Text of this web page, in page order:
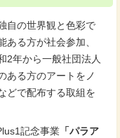
自の世界観と色彩で
ある方が社会参加、
2年から一般社団法人
ある方のアートをノ
どで配布する取組を
記念事業 「パラア